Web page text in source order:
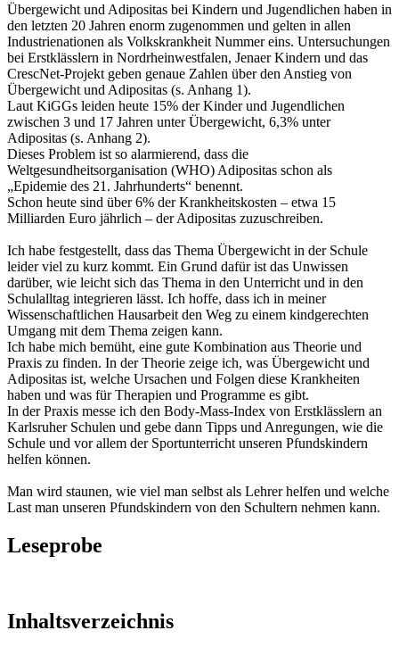
Übergewicht und Adipositas bei Kindern und Jugendlichen haben in
den letzten 20 Jahren enorm zugenommen und gelten in allen
Industrienationen als Volkskrankheit Nummer eins. Untersuchungen
bei Erstklässlern in Nordrheinwestfalen, Jenaer Kindern und das
CrescNet-Projekt geben genaue Zahlen über den Anstieg von
Übergewicht und Adipositas (s. Anhang 1).
Laut KiGGs leiden heute 15% der Kinder und Jugendlichen
zwischen 3 und 17 Jahren unter Übergewicht, 6,3% unter
Adipositas (s. Anhang 2).
Dieses Problem ist so alarmierend, dass die
Weltgesundheitsorganisation (WHO) Adipositas schon als
„Epidemie des 21. Jahrhunderts“ benennt.
Schon heute sind über 6% der Krankheitskosten – etwa 15
Milliarden Euro jährlich – der Adipositas zuzuschreiben.
Ich habe festgestellt, dass das Thema Übergewicht in der Schule
leider viel zu kurz kommt. Ein Grund dafür ist das Unwissen
darüber, wie leicht sich das Thema in den Unterricht und in den
Schulalltag integrieren lässt. Ich hoffe, dass ich in meiner
Wissenschaftlichen Hausarbeit den Weg zu einem kindgerechten
Umgang mit dem Thema zeigen kann.
Ich habe mich bemüht, eine gute Kombination aus Theorie und
Praxis zu finden. In der Theorie zeige ich, was Übergewicht und
Adipositas ist, welche Ursachen und Folgen diese Krankheiten
haben und was für Therapien und Programme es gibt.
In der Praxis messe ich den Body-Mass-Index von Erstklässlern an
Karlsruher Schulen und gebe dann Tipps und Anregungen, wie die
Schule und vor allem der Sportunterricht unseren Pfundskindern
helfen können.
Man wird staunen, wie viel man selbst als Lehrer helfen und welche
Last man unseren Pfundskindern von den Schultern nehmen kann.
Leseprobe
Inhaltsverzeichnis